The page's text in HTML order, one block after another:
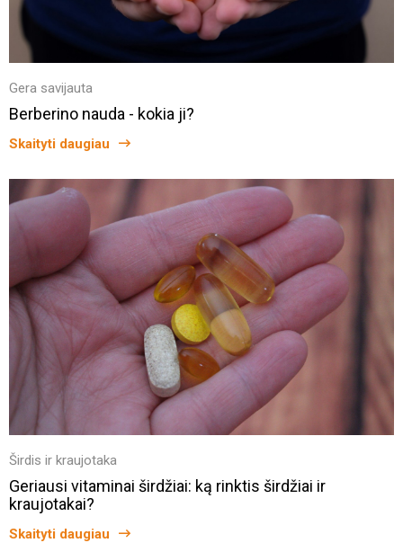
Gera savijauta
Berberino nauda - kokia ji?
Skaityti daugiau
Širdis ir kraujotaka
Geriausi vitaminai širdžiai: ką rinktis širdžiai ir
kraujotakai?
Skaityti daugiau